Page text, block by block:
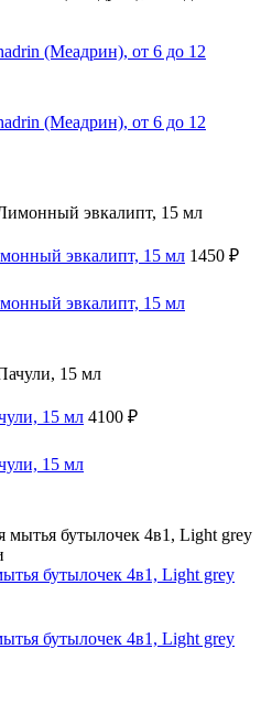
(Меадрин), от 6 до 12
(Меадрин), от 6 до 12
эвкалипт, 15 мл 1450 ₽
эвкалипт, 15 мл
15 мл 4100 ₽
15 мл
бутылочек 4в1, Light grey
бутылочек 4в1, Light grey